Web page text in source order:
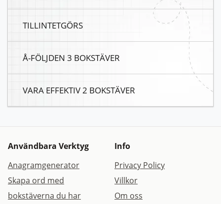
TILLINTETGÖRS
Å-FÖLJDEN 3 BOKSTÄVER
VARA EFFEKTIV 2 BOKSTÄVER
Användbara Verktyg
Anagramgenerator
Skapa ord med
bokstäverna du har
Info
Privacy Policy
Villkor
Om oss